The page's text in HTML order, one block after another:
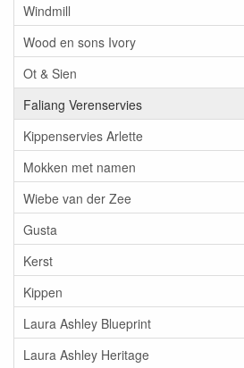
Windmill
Wood en sons Ivory
Ot & Sien
Faliang Verenservies
Kippenservies Arlette
Mokken met namen
Wiebe van der Zee
Gusta
Kerst
Kippen
Laura Ashley Blueprint
Laura Ashley Heritage